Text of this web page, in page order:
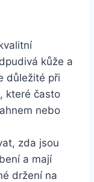
kůže a
důležité ​při
které často
nebo
zda jsou
a mají
držení na​